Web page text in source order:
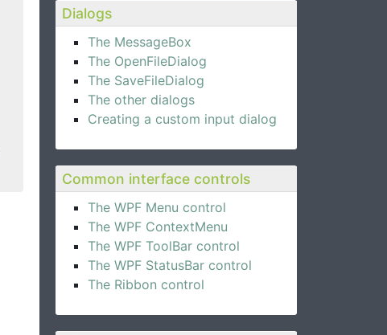
Dialogs
The MessageBox
The OpenFileDialog
The SaveFileDialog
The other dialogs
Creating a custom input dialog
Common interface controls
The WPF Menu control
The WPF ContextMenu
The WPF ToolBar control
The WPF StatusBar control
The Ribbon control